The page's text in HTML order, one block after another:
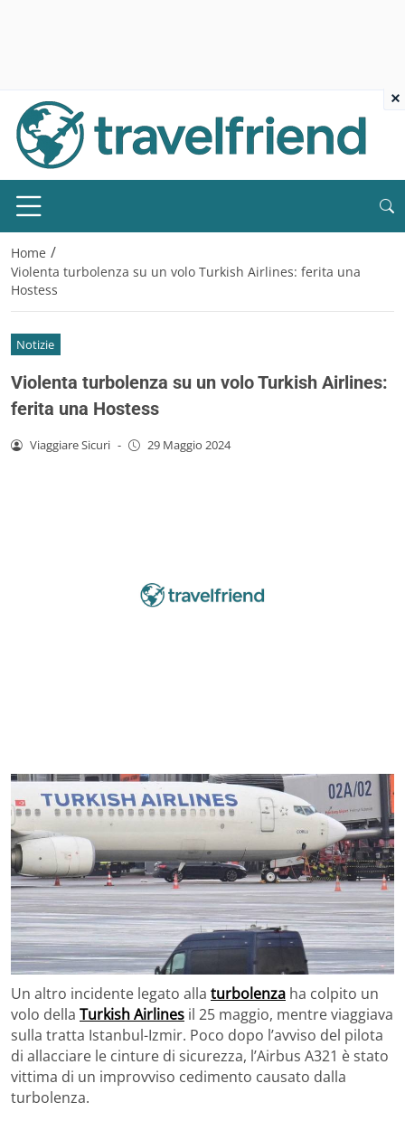
Home /
Violenta turbolenza su un volo Turkish Airlines: ferita una
Hostess
Notizie
Violenta turbolenza su un volo Turkish Airlines:
ferita una Hostess
Viaggiare Sicuri - 29 Maggio 2024
Un altro incidente legato alla turbolenza ha colpito un
volo della Turkish Airlines il 25 maggio, mentre viaggiava
sulla tratta Istanbul-Izmir. Poco dopo l’avviso del pilota
di allacciare le cinture di sicurezza, l’Airbus A321 è stato
vittima di un improvviso cedimento causato dalla
turbolenza.
×